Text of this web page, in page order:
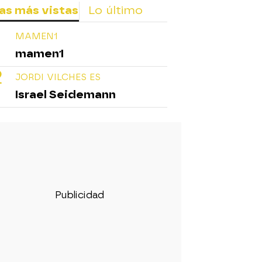
más vistas Lo último
MAMEN1
mamen1
JORDI VILCHES ES
Israel Seidemann